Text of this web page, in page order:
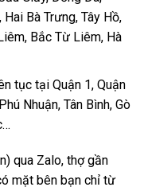
Bà Trưng, Tây Hồ,
Bắc Từ Liêm, Hà
tục tại Quận 1, Quận
Nhuận, Tân Bình, Gò
qua Zalo, thợ gần
mặt bên bạn chỉ từ